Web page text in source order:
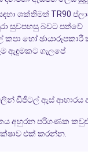
ශක්තිමත් TR90
සුවපහසු බවට පත්වේ
කපා හෝ
ඇඳුමකට ගැලපේ
ඩිජිටල් ඇස් ආහාරය
අහුරන පරිගණක
එක් කරන්න.